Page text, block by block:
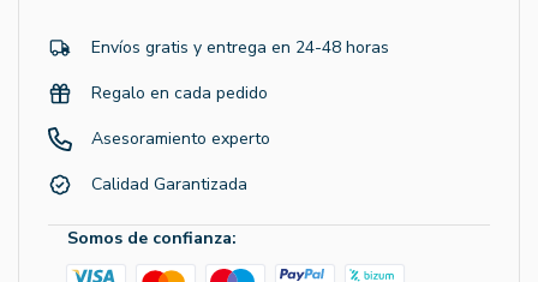
Envíos gratis y entrega en 24-48 horas
Regalo en cada pedido
Asesoramiento experto
Calidad Garantizada
Somos de confianza: